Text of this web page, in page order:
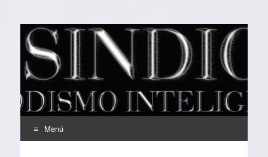
EL SINDICAL
Periodismo Inteligente
Menú